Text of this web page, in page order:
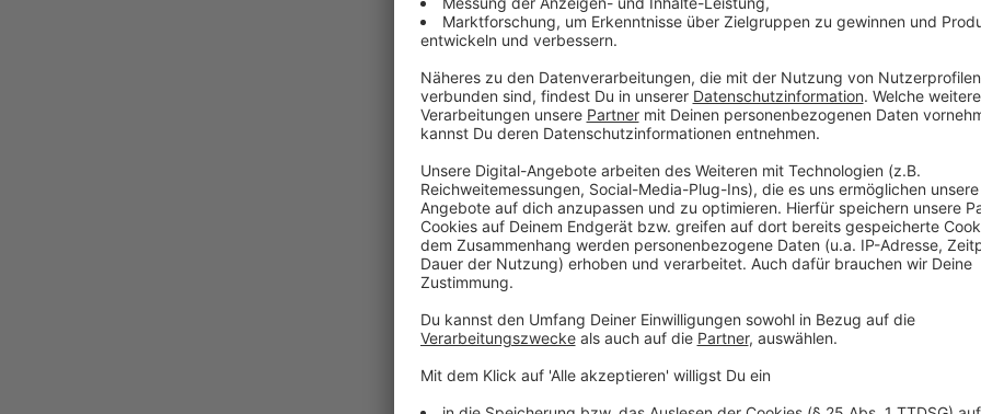
Anzeige
Dietmar Spreu
Planungen dauerten 4 Jahre
Anzeige
Freiwillige Elternbeiträge liegen bei 20
Anzeige